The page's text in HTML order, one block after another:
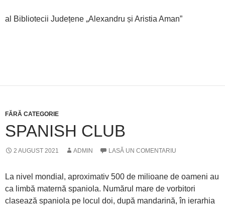
al Bibliotecii Județene „Alexandru și Aristia Aman”
FĂRĂ CATEGORIE
SPANISH CLUB
2 AUGUST 2021 ADMIN LASĂ UN COMENTARIU
La nivel mondial, aproximativ 500 de milioane de oameni au
ca limbă maternă spaniola. Numărul mare de vorbitori
clasează spaniola pe locul doi, după mandarină, în ierarhia